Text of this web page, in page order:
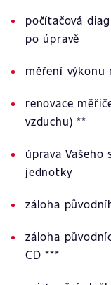
počítačová
po úpravě
měření výkonu
renovace
vzduchu) **
úprava
jednotky
záloha
záloha
CD ***